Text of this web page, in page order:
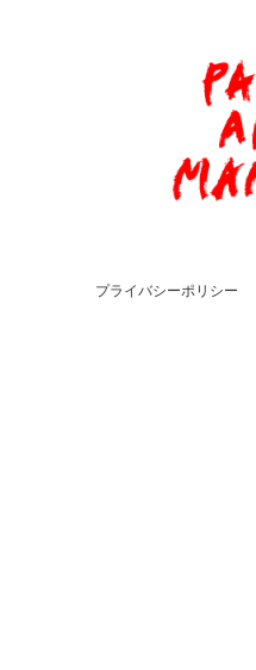
プライバシーポリシー